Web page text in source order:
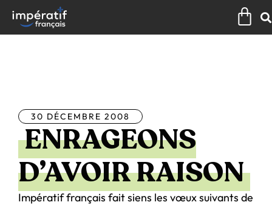
contenu
30 DÉCEMBRE 2008
ENRAGEONS
D’AVOIR RAISON
Impératif français fait siens les vœux suivants de